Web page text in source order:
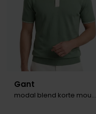
Gant
modal blend korte mouwen polo groen creme